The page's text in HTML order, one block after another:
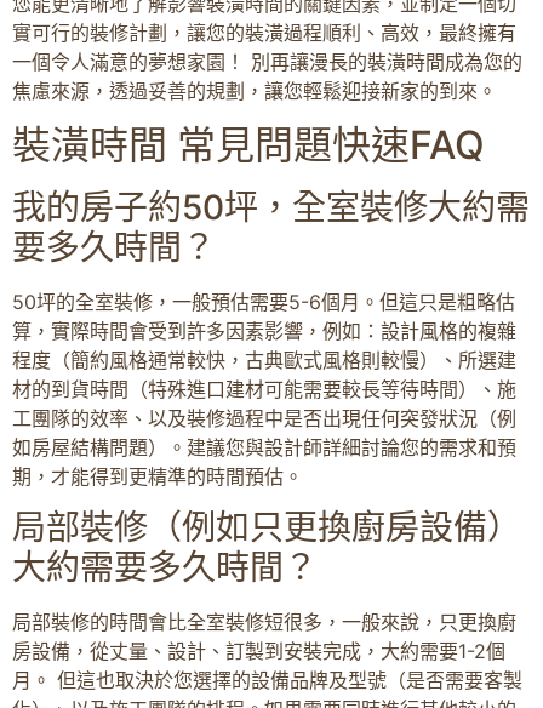
實可行的裝修計劃，讓您的裝潢過程順利、高效，最終擁有
一個令人滿意的夢想家園！ 別再讓漫長的裝潢時間成為您的
焦慮來源，透過妥善的規劃，讓您輕鬆迎接新家的到來。
裝潢時間 常見問題快速FAQ
我的房子約50坪，全室裝修大約需
要多久時間？
50坪的全室裝修，一般預估需要5-6個月。但這只是粗略估
算，實際時間會受到許多因素影響，例如：設計風格的複雜
程度（簡約風格通常較快，古典歐式風格則較慢）、所選建
材的到貨時間（特殊進口建材可能需要較長等待時間）、施
工團隊的效率、以及裝修過程中是否出現任何突發狀況（例
如房屋結構問題）。建議您與設計師詳細討論您的需求和預
期，才能得到更精準的時間預估。
局部裝修（例如只更換廚房設備）
大約需要多久時間？
局部裝修的時間會比全室裝修短很多，一般來說，只更換廚
房設備，從丈量、設計、訂製到安裝完成，大約需要1-2個
月。 但這也取決於您選擇的設備品牌及型號（是否需要客製